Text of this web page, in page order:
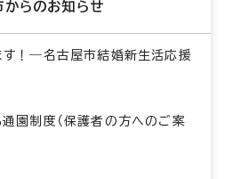
からのお知らせ
す！―名古屋市結婚新生活応援
園制度（保護者の方へのご案